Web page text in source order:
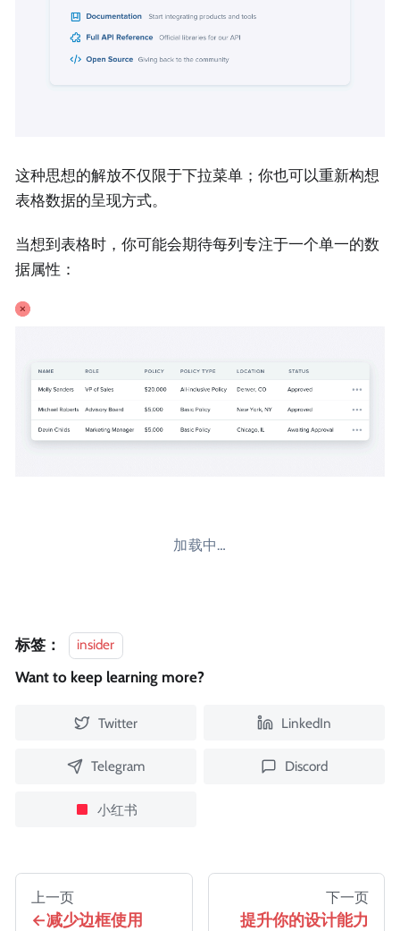
这种思想的解放不仅限于下拉菜单；你也可以重新构想
表格数据的呈现方式。
当想到表格时，你可能会期待每列专注于一个单一的数
据属性：
加载中…
标签： insider
Want to keep learning more?
Twitter LinkedIn
Telegram Discord
小红书
上一页
减少边框使用
下一页
提升你的设计能力